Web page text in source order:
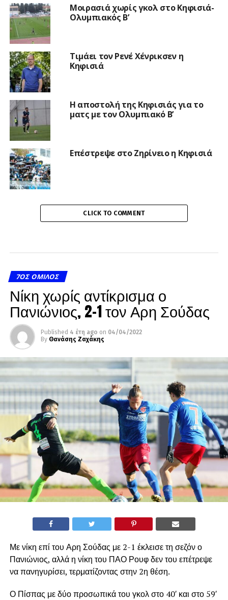
Μοιρασιά χωρίς γκολ στο Κηφισιά-
Ολυμπιακός Β’
Τιμάει τον Ρενέ Χένρικσεν η
Κηφισιά
Η αποστολή της Κηφισιάς για το
ματς με τον Ολυμπιακό Β’
Επέστρεψε στο Ζηρίνειο η Κηφισιά
CLICK TO COMMENT
7ΟΣ ΌΜΙΛΟΣ
Νίκη χωρίς αντίκρισμα ο
Πανιώνιος, 2-1 τον Αρη Σούδας
Published 4 έτη ago on 04/04/2022
By Θανάσης Ζαχάκης
Με νίκη επί του Αρη Σούδας με 2-1 έκλεισε τη σεζόν ο
Πανιώνιος, αλλά η νίκη του ΠΑΟ Ρουφ δεν του επέτρεψε
να πανηγυρίσει, τερματίζοντας στην 2η θέση.
Ο Πίσπας με δύο προσωπικά του γκολ στο 40′ και στο 59′